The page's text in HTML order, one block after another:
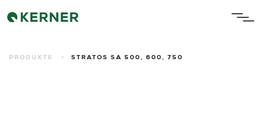
PRODUKTE STRATOS SA 500, 600, 750